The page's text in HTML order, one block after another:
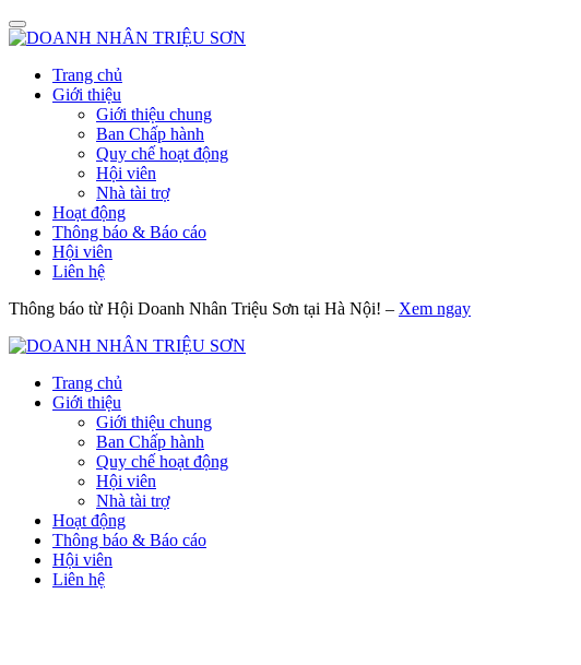
Trang chủ
Giới thiệu
Giới thiệu chung
Ban Chấp hành
Quy chế hoạt động
Hội viên
Nhà tài trợ
Hoạt động
Thông báo & Báo cáo
Hội viên
Liên hệ
Thông báo từ Hội Doanh Nhân Triệu Sơn tại Hà Nội! – Xem ngay
Trang chủ
Giới thiệu
Giới thiệu chung
Ban Chấp hành
Quy chế hoạt động
Hội viên
Nhà tài trợ
Hoạt động
Thông báo & Báo cáo
Hội viên
Liên hệ